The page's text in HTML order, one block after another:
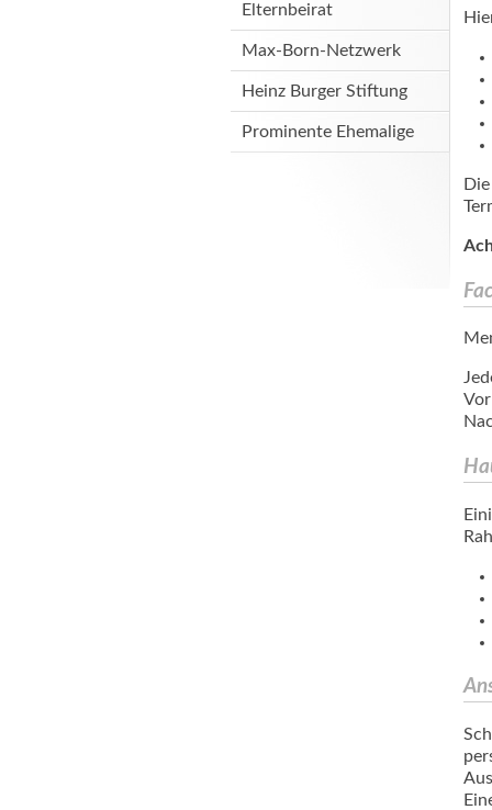
Elternbeirat
Max-Born-Netzwerk
Heinz Burger Stiftung
Prominente Ehemalige